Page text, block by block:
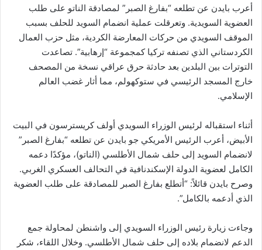
أعرب بايدن عن تطلعه “بفارغ الصبر” لمصادقة الناتو على طلب
العضوية السويدية. وتعرقلت عملية انضمام السويد للحلف بسبب
الموقف السويدي من حركات المعارضة الكردية، مثل حزب العمال
الكردستاني الذي تصنفه تركيا كمجموعة “إرهابية”. تصاعدت
التوترات بين البلدين بعد حادثة حرق عراقي نسخة من المصحف
خارج المسجد الرئيسي في ستوكهولم، مما أثار غضب العالم
الإسلامي.
أثناء استقباله لرئيس الوزراء السويدي أولف كريسترسون في البيت
الأبيض، أعرب الرئيس الأمريكي جو بايدن عن تطلعه “بفارغ الصبر”
لانضمام السويد إلى حلف شمال الأطلسي (الناتو)، مؤكدًا دعمه
الكامل لعضوية الدولة الإسكندنافية في التحالف العسكري الغربي.
وصرح بايدن قائلاً: “أتطلع بفارغ الصبر للمصادقة على طلب العضوية
الذي أدعمه بالكامل”.
وجاءت زيارة رئيس الوزراء السويدي إلى واشنطن لمحاولة جمع
الدعم لانضمام بلاده إلى حلف شمال الأطلسي. وخلال اللقاء، شكر